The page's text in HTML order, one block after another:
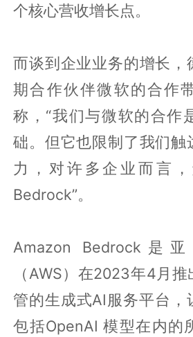
个核心营收增长点。
而谈到企业业务的增长，
期合作伙伴微软的合作
称，“我们与微软的合作
础。但它也限制了我们触
力，对许多企业而言
Bedrock”。
Amazon Bedrock是
（AWS）在2023年4月
管的生成式AI服务平台，
包括OpenAI 模型在内的